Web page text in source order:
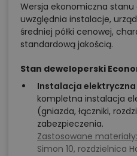
Wersja ekonomiczna stanu
uwzględnia instalacje,
średniej półki cenowej,
standardową jakością.
Stan deweloperski
Instalacja elektryczna
kompletna instalacja
(gniazda, łączniki,
zabezpieczenia.
Zastosowane materiały:
Simon 10, rozdzielnica